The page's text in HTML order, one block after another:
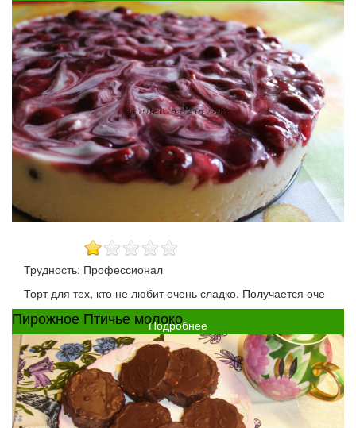
Трудность: Профессионал
Торт для тех, кто не любит очень сладко. Получается оче
Подробнее
Пирожное Птичье молоко